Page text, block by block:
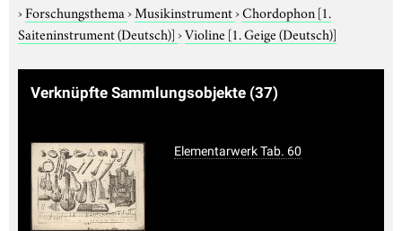
›Forschungsthema›Musikinstrument›Chordophon [1.
Saiteninstrument (Deutsch)]›Violine [1. Geige (Deutsch)]
Verknüpfte Sammlungsobjekte (37)
Elementarwerk Tab. 60